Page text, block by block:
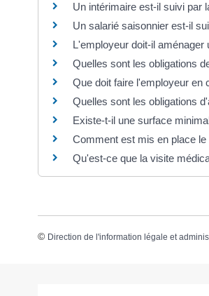
Un intérimaire est-il suivi par
Un salarié saisonnier est-il
L'employeur doit-il
Quelles sont les obligations
Que doit faire l'employeur en
Quelles sont les obligations
Existe-t-il une surface
Comment est mis en place
Qu'est-ce que la visite
© Direction de l'information légale et